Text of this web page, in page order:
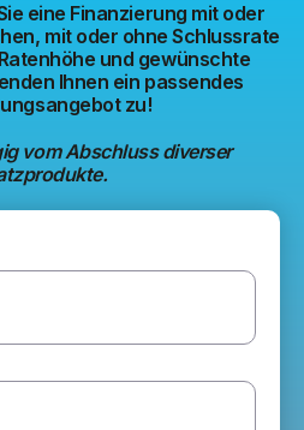
eine Finanzierung mit oder
mit oder ohne Schlussrate
und gewünschte
Ihnen ein passendes
zu!
vom Abschluss diverser